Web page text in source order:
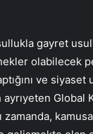
gayret
olabilecek
ve siyaset
Global
zamanda,